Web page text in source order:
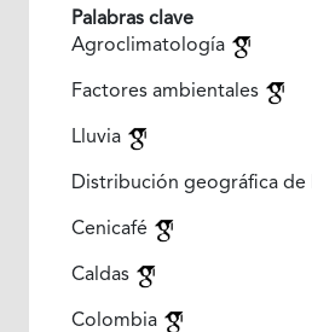
Palabras clave
Agroclimatología
Factores ambientales
Lluvia
Distribución geográfica de
Cenicafé
Caldas
Colombia